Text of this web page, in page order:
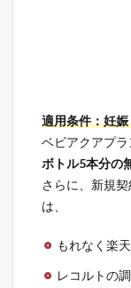
適用条件：妊
ベビアクアプ
ボトル5本分の
さらに、新規
は、
もれなく楽
レコルトの